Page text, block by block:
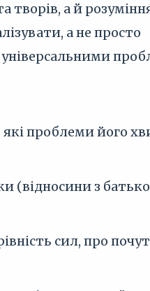
творів, а й
а не просто
проблеми його
(відносини з
сил, про